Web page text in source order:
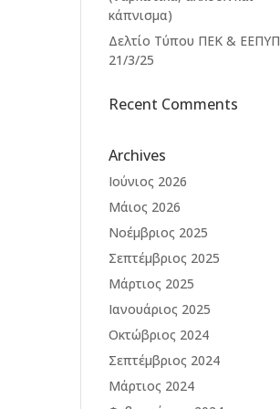
κάπνισμα)
Δελτίο Τύπου ΠΕΚ & ΕΕΠΥΠ
21/3/25
Recent Comments
Archives
Ιούνιος 2026
Μάιος 2026
Νοέμβριος 2025
Σεπτέμβριος 2025
Μάρτιος 2025
Ιανουάριος 2025
Οκτώβριος 2024
Σεπτέμβριος 2024
Μάρτιος 2024